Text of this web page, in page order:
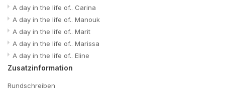
A day in the life of.. Carina
A day in the life of.. Manouk
A day in the life of.. Marit
A day in the life of.. Marissa
A day in the life of.. Eline
Zusatzinformation
Rundschreiben